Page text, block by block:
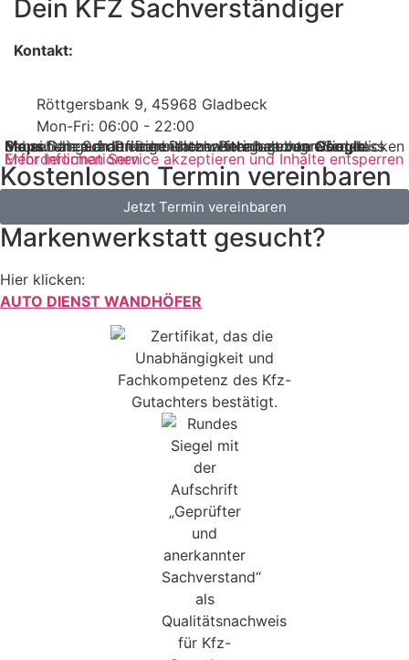
Dein KFZ Sachverständiger
Kontakt:
Röttgersbank 9, 45968 Gladbeck
Mon-Fri: 06:00 - 22:00
Sie sehen gerade einen Platzhalterinhalt von
Google Maps
. Um auf den eigentlichen Inhalt zuzugreifen, klicken Sie auf die Schaltfläche unten. Bitte beachten Sie, dass dabei Daten an Drittanbieter weitergegeben werden.
Mehr Informationen
Erforderlichen Service akzeptieren und Inhalte entsperren
Kostenlosen Termin vereinbaren
Jetzt Termin vereinbaren
Markenwerkstatt gesucht?
Hier klicken:
AUTO DIENST WANDHÖFER